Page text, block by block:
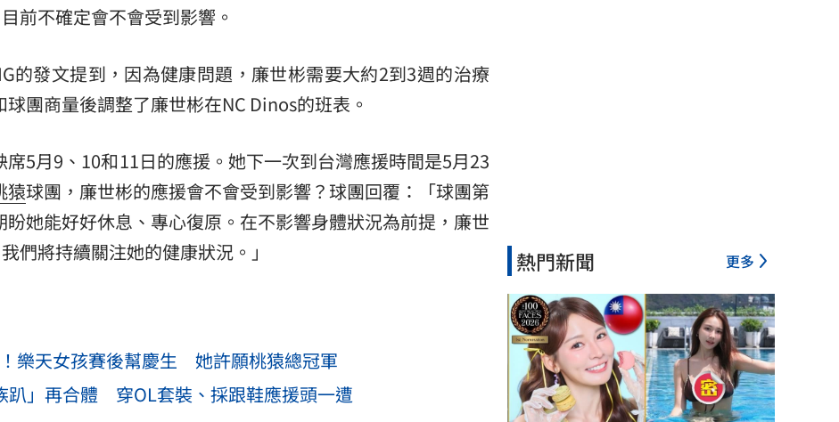
球熱潮 10:00
前不確定會不會受到影響。
的發文提到，因為健康問題，廉世彬需要大約2到3週的治療
團商量後調整了廉世彬在NC Dinos的班表。
5月9、10和11日的應援。她下一次到台灣應援時間是5月23
猿球團，廉世彬的應援會不會受到影響？球團回覆：「球團第
她能好好休息、專心復原。在不影響身體狀況為前提，廉世
們將持續關注她的健康狀況。」
樂天女孩賽後幫慶生 她許願桃猿總冠軍
趴」再合體 穿OL套裝、採跟鞋應援頭一遭
熱門新聞 更多